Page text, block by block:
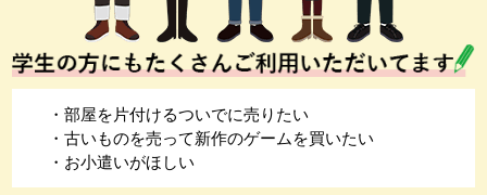
・部屋を片付けるついでに売りたい
・古いものを売って新作のゲームを買いたい
・お小遣いがほしい